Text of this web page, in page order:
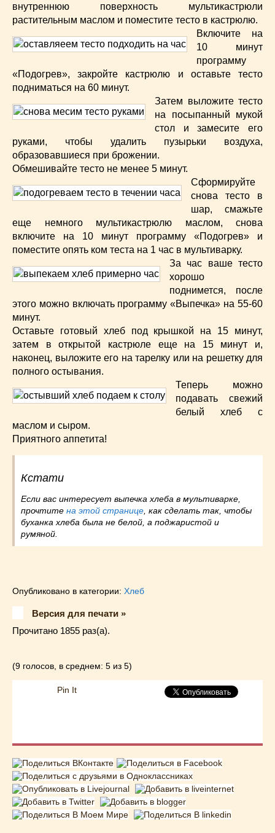
внутреннюю поверхность мультикастрюли
растительным маслом и поместите тесто в кастрюлю.
Включите на
10 минут
программу
«Подогрев», закройте кастрюлю и оставьте тесто
подниматься на 60 минут.
Затем выложите тесто
на посыпанный мукой
стол и замесите его
руками, чтобы удалить пузырьки воздуха,
образовавшиеся при брожении.
Обмешивайте тесто не менее 5 минут.
Сформируйте
снова тесто в
шар, смажьте
еще немного мультикастрюлю маслом, снова
включите на 10 минут программу «Подогрев» и
поместите опять ком теста на 1 час в мультиварку.
За час ваше тесто
хорошо
поднимется, после
этого можно включать программу «Выпечка» на 55-60
минут.
Оставьте готовый хлеб под крышкой на 15 минут,
затем в открытой кастрюле еще на 15 минут и,
наконец, выложите его на тарелку или на решетку для
полного остывания.
Теперь можно
подавать свежий
белый хлеб с
маслом и сыром.
Приятного аппетита!
Кстати
Если вас интересует выпечка хлеба в мультиварке,
прочтите на этой странице , как сделать так, чтобы
буханка хлеба была не белой, а поджаристой и
румяной.
Опубликовано в категории: Хлеб
Версия для печати »
Прочитано 1855 раз(a).
(9 голосов, в среднем: 5 из 5)
Pin It